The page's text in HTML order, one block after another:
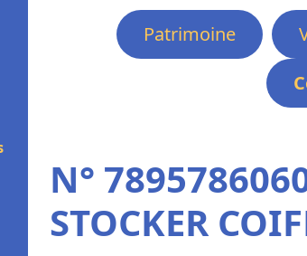
Patrimoine
N°
STOCKER